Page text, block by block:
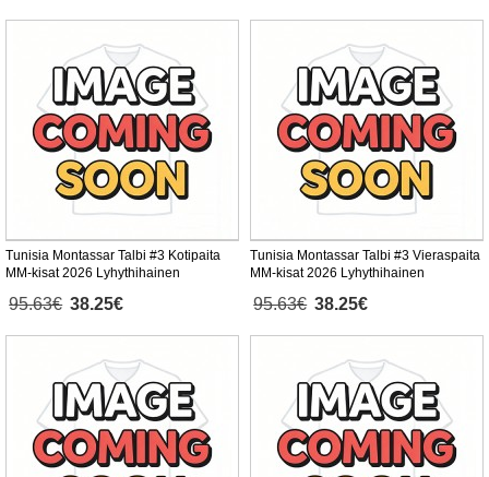
Tunisia Montassar Talbi #3 Kotipaita
MM-kisat 2026 Lyhythihainen
95.63€ 38.25€
Tunisia Montassar Talbi #3 Vieraspaita
MM-kisat 2026 Lyhythihainen
95.63€ 38.25€